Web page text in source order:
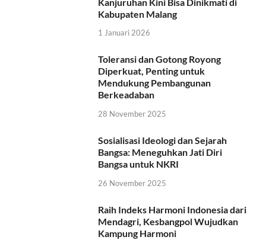
Kabupaten Malang
1 Januari 2026
Toleransi dan Gotong Royong
Diperkuat, Penting untuk
Mendukung Pembangunan
Berkeadaban
28 November 2025
Sosialisasi Ideologi dan Sejarah
Bangsa: Meneguhkan Jati Diri
Bangsa untuk NKRI
26 November 2025
Raih Indeks Harmoni Indonesia dari
Mendagri, Kesbangpol Wujudkan
Kampung Harmoni